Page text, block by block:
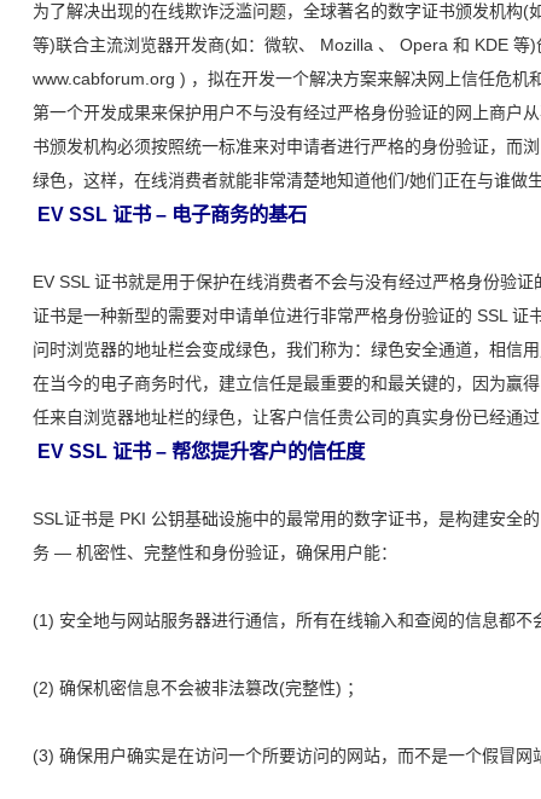
为了解决出现的在线欺诈泛滥问题，全球著名的数字证书颁发机构(
等)联合主流浏览器开发商(如：微软、 Mozilla 、 Opera 和 KDE 等
www.cabforum.org ) ，拟在开发一个解决方案来解决网上信任危机
第一个开发成果来保护用户不与没有经过严格身份验证的网上商户
书颁发机构必须按照统一标准来对申请者进行严格的身份验证，而
绿色，这样，在线消费者就能非常清楚地知道他们/她们正在与谁做
EV SSL 证书 – 电子商务的基石
EV SSL 证书就是用于保护在线消费者不会与没有经过严格身份验
证书是一种新型的需要对申请单位进行非常严格身份验证的 SSL 证
问时浏览器的地址栏会变成绿色，我们称为：绿色安全通道，相信
在当今的电子商务时代，建立信任是最重要的和最关键的，因为赢
任来自浏览器地址栏的绿色，让客户信任贵公司的真实身份已经通
EV SSL 证书 – 帮您提升客户的信任度
SSL证书是 PKI 公钥基础设施中的最常用的数字证书，是构建安全
务 — 机密性、完整性和身份验证，确保用户能：
(1) 安全地与网站服务器进行通信，所有在线输入和查阅的信息都
(2) 确保机密信息不会被非法篡改(完整性) ；
(3) 确保用户确实是在访问一个所要访问的网站，而不是一个假冒网